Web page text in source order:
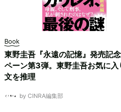
Book
東野圭吾『永遠の記憶』発売記
ペーン第3弾。東野圭吾お気に入
文を推理
by CINRA編集部